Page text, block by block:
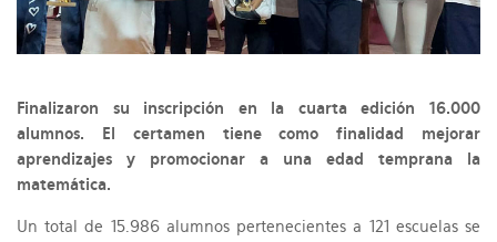
Finalizaron su inscripción en la cuarta edición 16.000
alumnos. El certamen tiene como finalidad mejorar
aprendizajes y promocionar a una edad temprana la
matemática.
Un total de 15.986 alumnos pertenecientes a 121 escuelas se